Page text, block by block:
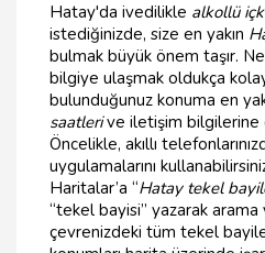
Hatay'da ivedilikle alkollü içk
istediğinizde, size en yakın
bulmak büyük önem taşır.
bilgiye ulaşmak oldukça
bulunduğunuz konuma en
saatlerive iletişim bilgilerine
Öncelikle, akıllı
uygulamalarını
Haritalar’a “Hatay tekel
“tekel bayisi” yazarak arama
çevrenizdeki tüm tekel